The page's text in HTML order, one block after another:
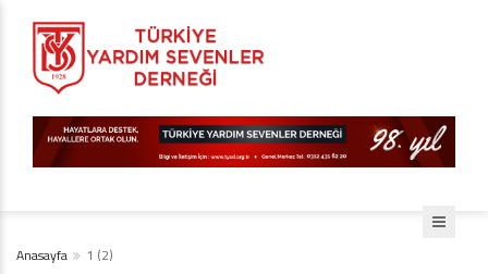
Anasayfa 1 (2)